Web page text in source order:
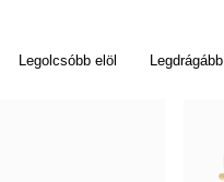
Legolcsóbb elöl Legdrágább